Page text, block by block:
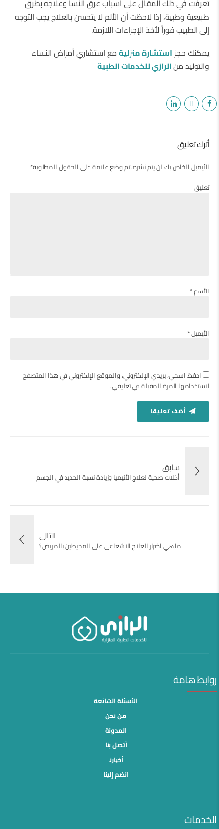
تعرفت في ذلك المقال على اسباب عرق النسا وعلاجه بطرق
طبيعية وطبية، إذا لاحظت أن الألم لا يتحسن بالعلاج يجب التوجه
إلى الطبيب فوراً لأخذ الإجراءات اللازمة.
يمكنك حجز استشارة منزليةمع استشاري أمراض النساء
والتوليد منالرازي للخدمات الطبية
أترك تعليق
الأيميل الخاص بك لن يتم نشره. تم وضع علامة على الحقول المطلوبة*
تعليق
الأسم *
الأيميل *
احفظ اسمي، بريدي الإلكتروني، والموقع الإلكتروني في هذا المتصفح
لاستخدامها المرة المقبلة في تعليقي.
أضف تعليقا
سابق
أكلات صحية لعلاج الأنيميا وزيادة نسبة الحديد في الجسم
التالى
ما هي اضرار العلاج الاشعاعى على المحيطين بالمريض؟
روابط هامة
الأسئلة الشائعة
من نحن
المدونة
أتصل بنا
أخبارنا
انضم إلينا
الخدمات